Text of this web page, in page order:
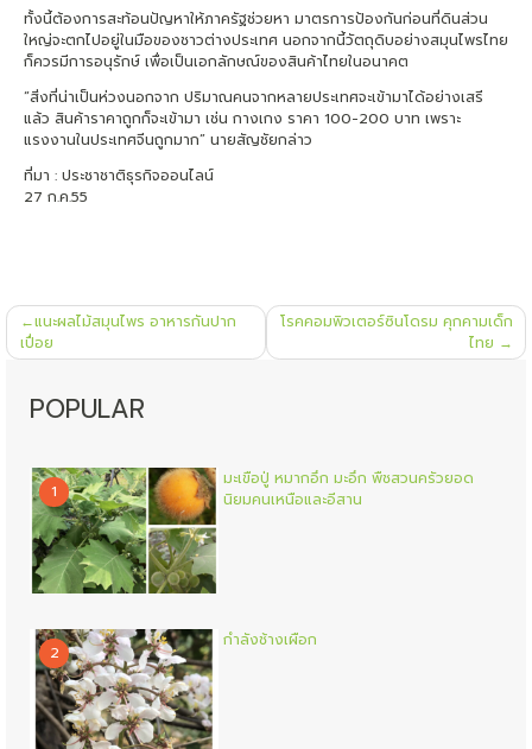
ทั้งนี้ต้องการสะท้อนปัญหาให้ภาครัฐช่วยหา มาตรการป้องกันก่อนที่ดินส่วน
ใหญ่จะตกไปอยู่ในมือของชาวต่างประเทศ นอกจากนี้วัตถุดิบอย่างสมุนไพรไทย
ก็ควรมีการอนุรักษ์ เพื่อเป็นเอกลักษณ์ของสินค้าไทยในอนาคต
“สิ่งที่น่าเป็นห่วงนอกจาก ปริมาณคนจากหลายประเทศจะเข้ามาได้อย่างเสรี
แล้ว สินค้าราคาถูกก็จะเข้ามา เช่น กางเกง ราคา 100-200 บาท เพราะ
แรงงานในประเทศจีนถูกมาก” นายสัญชัยกล่าว
ที่มา : ประชาชาติธุรกิจออนไลน์
27 ก.ค.55
แนะแนว
เรื่อง
แนะผลไม้สมุนไพร อาหารกันปาก
เปื่อย
โรคคอมพิวเตอร์ซินโดรม คุกคามเด็ก
ไทย
POPULAR
1
มะเขือปู่ หมากอึก มะอึก พืชสวนครัวยอด
นิยมคนเหนือและอีสาน
2
กำลังช้างเผือก